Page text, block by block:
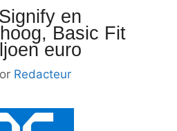
en
Basic Fit
euro
Redacteur